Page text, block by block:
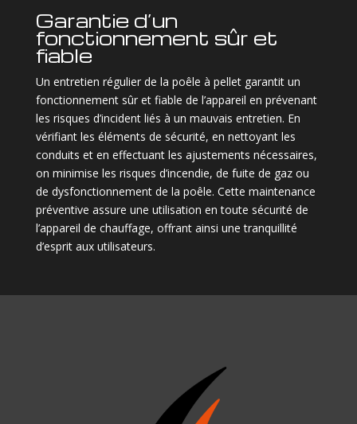
Garantie d’un
fonctionnement sûr et
fiable
Un entretien régulier de la poêle à pellet garantit un
fonctionnement sûr et fiable de l’appareil en prévenant
les risques d’incident liés à un mauvais entretien. En
vérifiant les éléments de sécurité, en nettoyant les
conduits et en effectuant les ajustements nécessaires,
on minimise les risques d’incendie, de fuite de gaz ou
de dysfonctionnement de la poêle. Cette maintenance
préventive assure une utilisation en toute sécurité de
l’appareil de chauffage, offrant ainsi une tranquillité
d’esprit aux utilisateurs.